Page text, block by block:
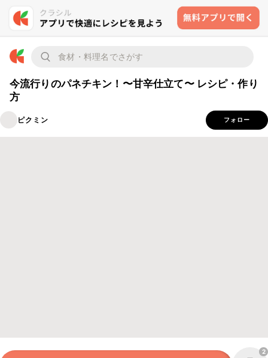
今流行りのパネチキン！〜甘辛仕立て〜 レシピ・作り
方
ピクミン フォロー
2